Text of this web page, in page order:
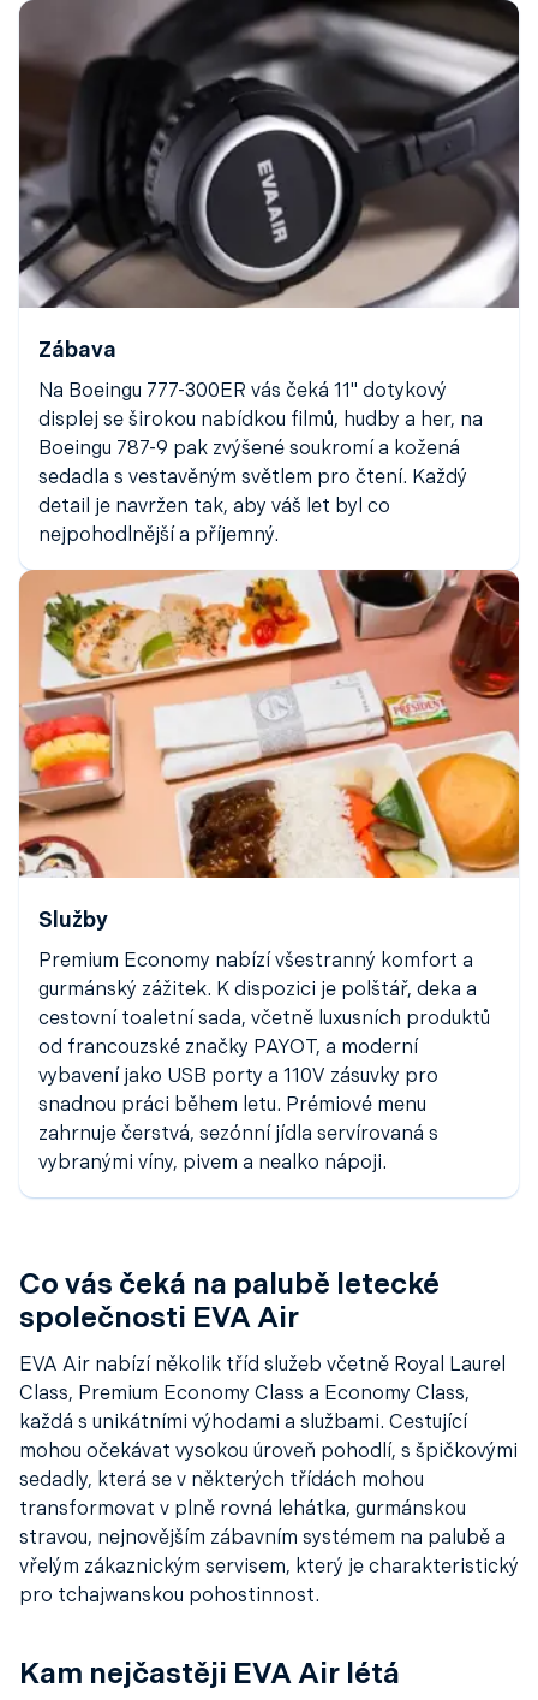
Zábava
Na Boeingu 777-300ER vás čeká 11" dotykový
displej se širokou nabídkou filmů, hudby a her, na
Boeingu 787-9 pak zvýšené soukromí a kožená
sedadla s vestavěným světlem pro čtení. Každý
detail je navržen tak, aby váš let byl co
nejpohodlnější a příjemný.
Služby
Premium Economy nabízí všestranný komfort a
gurmánský zážitek. K dispozici je polštář, deka a
cestovní toaletní sada, včetně luxusních produktů
od francouzské značky PAYOT, a moderní
vybavení jako USB porty a 110V zásuvky pro
snadnou práci během letu. Prémiové menu
zahrnuje čerstvá, sezónní jídla servírovaná s
vybranými víny, pivem a nealko nápoji.
Co vás čeká na palubě letecké
společnosti EVA Air
EVA Air nabízí několik tříd služeb včetně Royal Laurel
Class, Premium Economy Class a Economy Class,
každá s unikátními výhodami a službami. Cestující
mohou očekávat vysokou úroveň pohodlí, s špičkovými
sedadly, která se v některých třídách mohou
transformovat v plně rovná lehátka, gurmánskou
stravou, nejnovějším zábavním systémem na palubě a
vřelým zákaznickým servisem, který je charakteristický
pro tchajwanskou pohostinnost.
Kam nejčastěji EVA Air létá